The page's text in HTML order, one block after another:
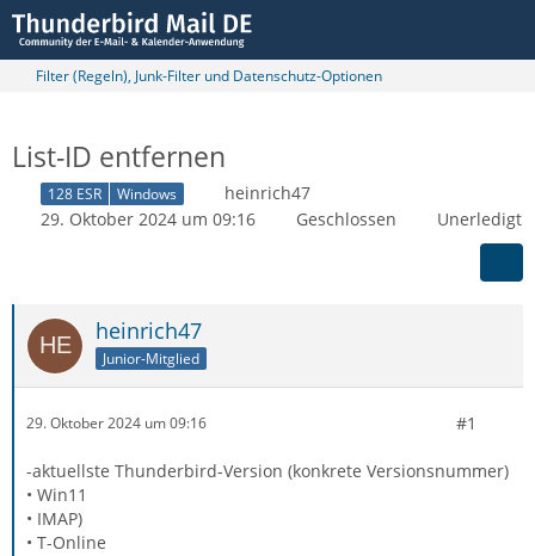
Filter (Regeln), Junk-Filter und Datenschutz-Optionen
List-ID entfernen
128 ESR Windows
heinrich47
29. Oktober 2024 um 09:16
Geschlossen Unerledigt
heinrich47
Junior-Mitglied
29. Oktober 2024 um 09:16 #1
-aktuellste Thunderbird-Version (konkrete Versionsnummer)
• Win11
• IMAP)
• T-Online